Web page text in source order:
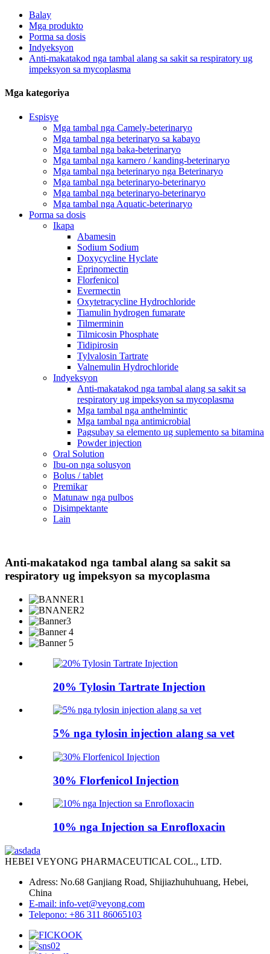
Balay
Mga produkto
Porma sa dosis
Indyeksyon
Anti-makatakod nga tambal alang sa sakit sa respiratory ug
impeksyon sa mycoplasma
Mga kategoriya
Espisye
Mga tambal nga Camely-beterinaryo
Mga tambal nga beterinaryo sa kabayo
Mga tambal nga baka-beterinaryo
Mga tambal nga karnero / kanding-beterinaryo
Mga tambal nga beterinaryo nga Beterinaryo
Mga tambal nga beterinaryo-beterinaryo
Mga tambal nga beterinaryo-beterinaryo
Mga tambal nga Aquatic-beterinaryo
Porma sa dosis
Ikapa
Abamesin
Sodium Sodium
Doxycycline Hyclate
Eprinomectin
Florfenicol
Evermectin
Oxytetracycline Hydrochloride
Tiamulin hydrogen fumarate
Tilmerminin
Tilmicosin Phosphate
Tidipirosin
Tylvalosin Tartrate
Valnemulin Hydrochloride
Indyeksyon
Anti-makatakod nga tambal alang sa sakit sa
respiratory ug impeksyon sa mycoplasma
Mga tambal nga anthelmintic
Mga tambal nga antimicrobial
Pagsubay sa elemento ug suplemento sa bitamina
Powder injection
Oral Solution
Ibu-on nga solusyon
Bolus / tablet
Premikar
Matunaw nga pulbos
Disimpektante
Lain
Anti-makatakod nga tambal alang sa sakit sa
respiratory ug impeksyon sa mycoplasma
20% Tylosin Tartrate Injection
5% nga tylosin injection alang sa vet
30% Florfenicol Injection
10% nga Injection sa Enrofloxacin
HEBEI VEYONG PHARMACEUTICAL COL., LTD.
Adress: No.68 Ganjiang Road, Shijiazhuhuhuang, Hebei,
China
E-mail: info-vet@veyong.com
Telepono: +86 311 86065103